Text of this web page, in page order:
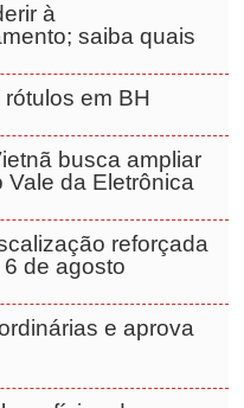
à
saiba quais
em BH
busca ampliar
da Eletrônica
reforçada
de agosto
e aprova